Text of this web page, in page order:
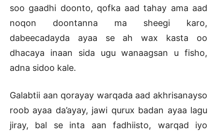
soo gaadhi doonto, qofka aad tahay ama aad
noqon doontanna ma sheegi karo,
dabeecadayda ayaa se ah wax kasta oo
dhacaya inaan sida ugu wanaagsan u fisho,
adna sidoo kale.
Galabtii aan qorayay warqada aad akhrisanayso
roob ayaa da’ayay, jawi qurux badan ayaa lagu
jiray, bal se inta aan fadhiisto, warqad iyo